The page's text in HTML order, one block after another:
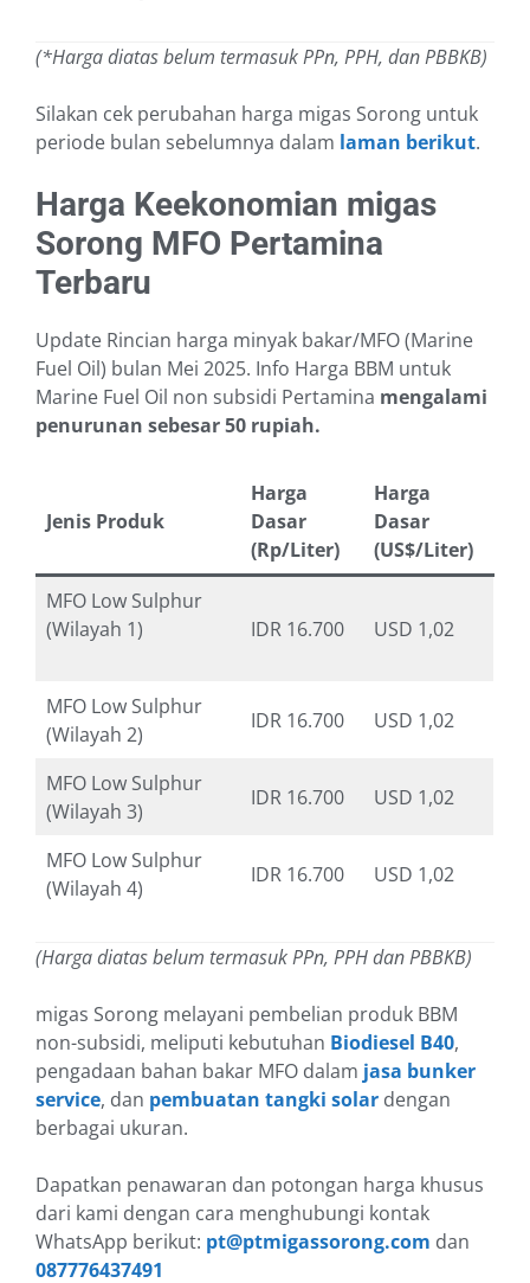
(*Harga diatas belum termasuk PPn, PPH, dan PBBKB)
Silakan cek perubahan harga migas Sorong untuk
periode bulan sebelumnya dalam laman berikut.
Harga Keekonomian migas
Sorong MFO Pertamina
Terbaru
Update Rincian harga minyak bakar/MFO (Marine
Fuel Oil) bulan Mei 2025. Info Harga BBM untuk
Marine Fuel Oil non subsidi Pertamina mengalami
penurunan sebesar 50 rupiah.
Jenis Produk
Harga
Dasar
(Rp/Liter)
Harga
Dasar
(US$/Liter)
MFO Low Sulphur
(Wilayah 1)
IDR 16.700 USD 1,02
MFO Low Sulphur
(Wilayah 2)
IDR 16.700 USD 1,02
MFO Low Sulphur
(Wilayah 3)
IDR 16.700 USD 1,02
MFO Low Sulphur
(Wilayah 4)
IDR 16.700 USD 1,02
(Harga diatas belum termasuk PPn, PPH dan PBBKB)
migas Sorong melayani pembelian produk BBM
non-subsidi, meliputi kebutuhan Biodiesel B40,
pengadaan bahan bakar MFO dalam jasa bunker
service, dan pembuatan tangki solar dengan
berbagai ukuran.
Dapatkan penawaran dan potongan harga khusus
dari kami dengan cara menghubungi kontak
WhatsApp berikut: pt@ptmigassorong.com dan
087776437491